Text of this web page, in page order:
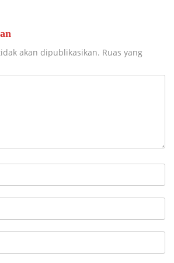
akan dipublikasikan. Ruas yang